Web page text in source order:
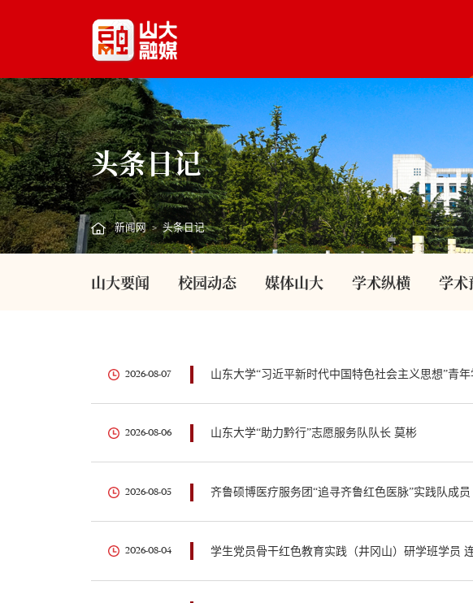
头条日记
新闻网 > 头条日记
山大要闻 校园动态 媒体山大 学术纵横 学术
山东大学“习近平新时代中国特色社会主义思想”青
2026-08-07
山东大学“助力黔行”志愿服务队队长 莫彬
2026-08-06
齐鲁硕博医疗服务团“追寻齐鲁红色医脉”实践队成
2026-08-05
学生党员骨干红色教育实践（井冈山）研学班学员
2026-08-04